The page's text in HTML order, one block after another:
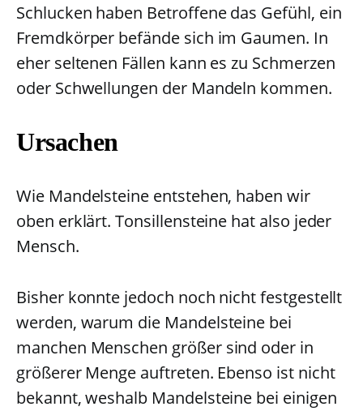
Schlucken haben Betroffene das Gefühl, ein
Fremdkörper befände sich im Gaumen. In
eher seltenen Fällen kann es zu Schmerzen
oder Schwellungen der Mandeln kommen.
Ursachen
Wie Mandelsteine entstehen, haben wir
oben erklärt. Tonsillensteine hat also jeder
Mensch.
Bisher konnte jedoch noch nicht festgestellt
werden, warum die Mandelsteine bei
manchen Menschen größer sind oder in
größerer Menge auftreten. Ebenso ist nicht
bekannt, weshalb Mandelsteine bei einigen